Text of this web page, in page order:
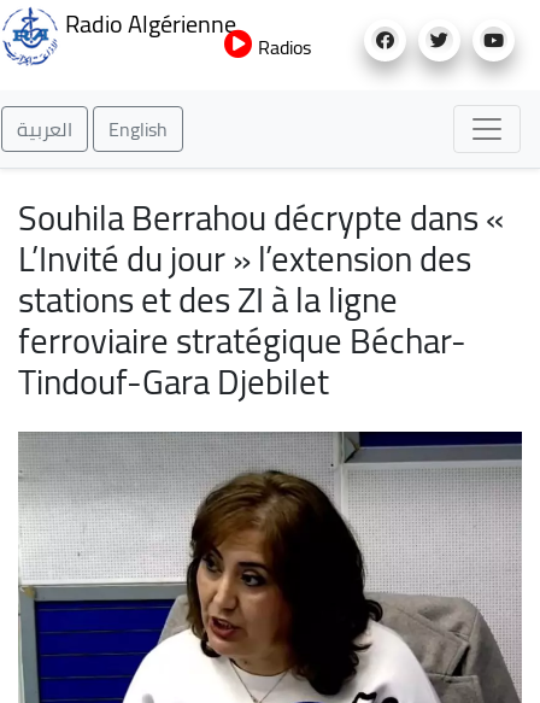
au
Radio Algérienne
Radios
العربية English
Souhila Berrahou décrypte dans «
L’Invité du jour » l’extension des
stations et des ZI à la ligne
ferroviaire stratégique Béchar-
Tindouf-Gara Djebilet